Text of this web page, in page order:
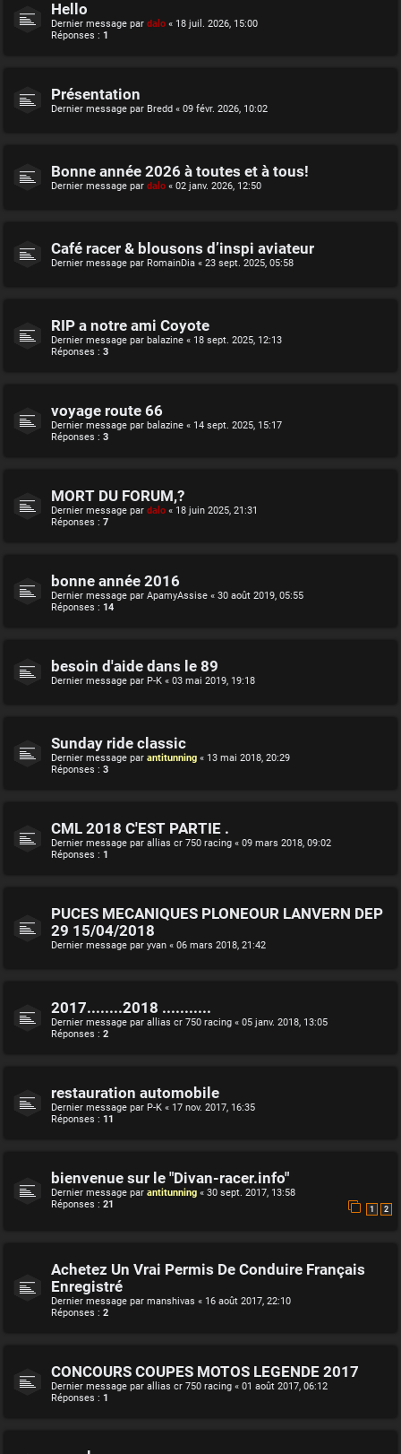
Hello
Dernier message par dalo « 18 juil. 2026, 15:00
Réponses : 1
Présentation
Dernier message par Bredd « 09 févr. 2026, 10:02
Bonne année 2026 à toutes et à tous!
Dernier message par dalo « 02 janv. 2026, 12:50
Café racer & blousons d’inspi aviateur
Dernier message par RomainDia « 23 sept. 2025, 05:58
RIP a notre ami Coyote
Dernier message par balazine « 18 sept. 2025, 12:13
Réponses : 3
voyage route 66
Dernier message par balazine « 14 sept. 2025, 15:17
Réponses : 3
MORT DU FORUM,?
Dernier message par dalo « 18 juin 2025, 21:31
Réponses : 7
bonne année 2016
Dernier message par ApamyAssise « 30 août 2019, 05:55
Réponses : 14
besoin d'aide dans le 89
Dernier message par P-K « 03 mai 2019, 19:18
Sunday ride classic
Dernier message par antitunning « 13 mai 2018, 20:29
Réponses : 3
CML 2018 C'EST PARTIE .
Dernier message par allias cr 750 racing « 09 mars 2018, 09:02
Réponses : 1
PUCES MECANIQUES PLONEOUR LANVERN DEP
29 15/04/2018
Dernier message par yvan « 06 mars 2018, 21:42
2017........2018 ...........
Dernier message par allias cr 750 racing « 05 janv. 2018, 13:05
Réponses : 2
restauration automobile
Dernier message par P-K « 17 nov. 2017, 16:35
Réponses : 11
bienvenue sur le "Divan-racer.info"
Dernier message par antitunning « 30 sept. 2017, 13:58
Réponses : 21 1 2
Achetez Un Vrai Permis De Conduire Français
Enregistré
Dernier message par manshivas « 16 août 2017, 22:10
Réponses : 2
CONCOURS COUPES MOTOS LEGENDE 2017
Dernier message par allias cr 750 racing « 01 août 2017, 06:12
Réponses : 1